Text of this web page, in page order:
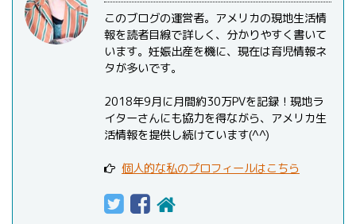
このブログの運営者。アメリカの現地生活情
報を読者目線で詳しく、分かりやすく書いて
います。妊娠出産を機に、現在は育児情報ネ
タが多いです。
2018年9月に月間約30万PVを記録！現地ラ
イターさんにも協力を得ながら、アメリカ生
活情報を提供し続けています(^^)
個人的な私のプロフィールはこちら